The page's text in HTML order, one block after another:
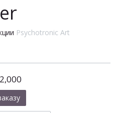
Psychotronic Art